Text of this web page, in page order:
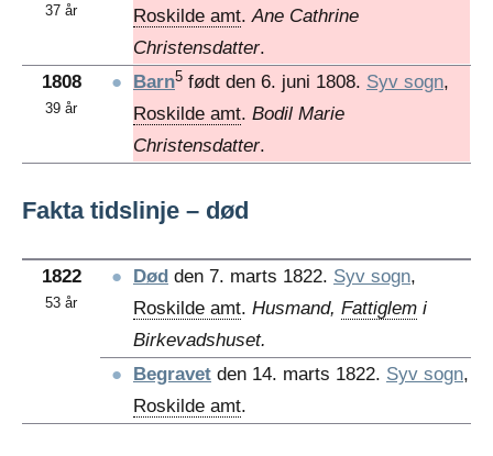
37 år
Roskilde amt.Ane Cathrine
Christensdatter.
1808
39 år
● Barn5 født den 6. juni 1808. Syv sogn,
Roskilde amt. Bodil Marie
Christensdatter.
Fakta tidslinje – død
1822
53 år
● Død den 7. marts 1822. Syv sogn,
Roskilde amt. Husmand, Fattiglem i
Birkevadshuset.
●
Begravet den 14. marts 1822. Syv sogn,
Roskilde amt.